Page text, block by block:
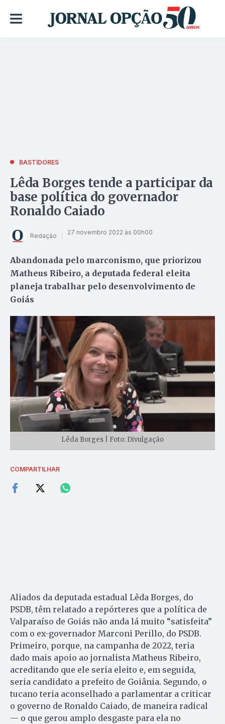
BASTIDORES
Lêda Borges tende a participar da
base política do governador
Ronaldo Caiado
Redação 27 novembro 2022 às 00h00
Abandonada pelo marconismo, que priorizou
Matheus Ribeiro, a deputada federal eleita
planeja trabalhar pelo desenvolvimento de
Goiás
Lêda Borges | Foto: Divulgação
COMPARTILHAR
Aliados da deputada estadual Lêda Borges, do
PSDB, têm relatado a repórteres que a política de
Valparaíso de Goiás não anda lá muito “satisfeita”
com o ex-governador Marconi Perillo, do PSDB.
Primeiro, porque, na campanha de 2022, teria
dado mais apoio ao jornalista Matheus Ribeiro,
acreditando que ele seria eleito e, em seguida,
seria candidato a prefeito de Goiânia. Segundo, o
tucano teria aconselhado a parlamentar a criticar
o governo de Ronaldo Caiado, de maneira radical
— o que gerou amplo desgaste para ela no